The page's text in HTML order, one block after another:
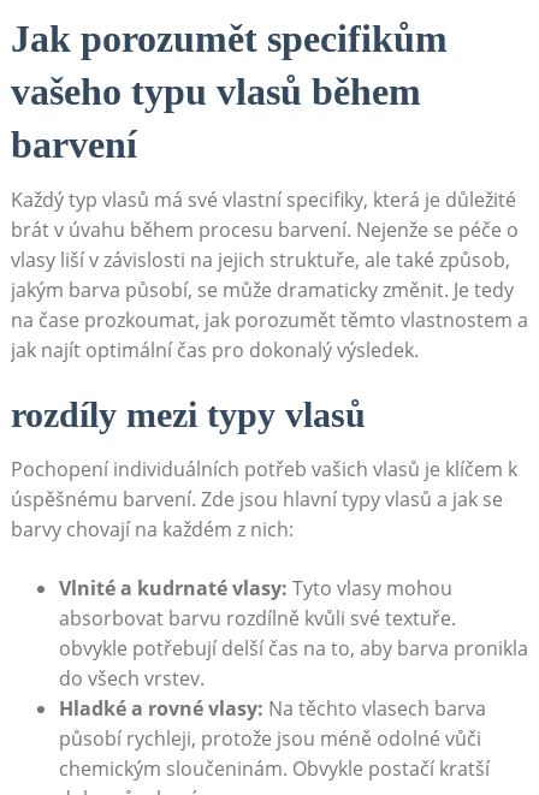
Jak porozumět specifikům
vašeho typu vlasů během
barvení
Každý typ vlasů má své vlastní specifiky, která je důležité
⁤brát v úvahu během procesu barvení. Nejenže se péče ​o‌
vlasy liší v závislosti ⁤na jejich struktuře, ale také způsob,
jakým barva působí, se může dramaticky změnit. Je tedy
na čase prozkoumat, ​jak porozumět těmto vlastnostem a
jak‍ najít optimální čas pro dokonalý výsledek.
rozdíly mezi typy vlasů
Pochopení individuálních potřeb vašich vlasů je klíčem⁢ k
úspěšnému‌ barvení. Zde jsou hlavní typy vlasů a jak se‌
barvy chovají na každém z nich:
Vlnité ‌a kudrnaté‌ vlasy: Tyto vlasy mohou
absorbovat barvu rozdílně⁤ kvůli své textuře.
obvykle potřebují delší čas na to,⁢ aby barva pronikla
do všech vrstev.
Hladké a rovné vlasy: Na těchto vlasech barva
působí​ rychleji, protože jsou méně odolné vůči⁢
chemickým sloučeninám. Obvykle postačí kratší